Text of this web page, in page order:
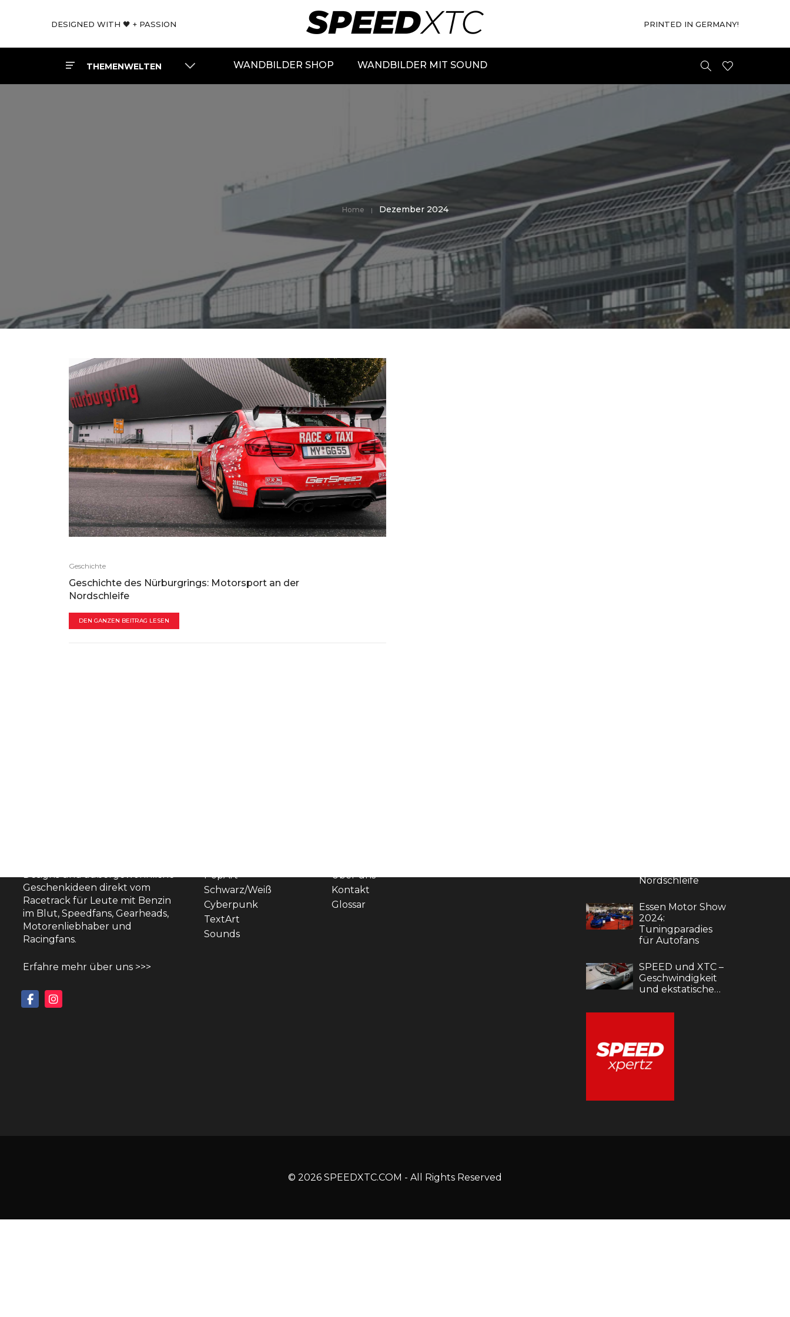
DESIGNED WITH 🖤 + PASSION PRINTED IN GERMANY!
THEMENWELTEN WANDBILDER SHOP WANDBILDER MIT SOUND
Home Dezember 2024
Geschichte
Geschichte des Nürburgrings: Motorsport an der
Nordschleife
DEN GANZEN BEITRAG LESEN
Designs und außergewöhnliche
Geschenkideen direkt vom
Racetrack für Leute mit Benzin
im Blut, Speedfans, Gearheads,
Motorenliebhaber und
Racingfans.
Erfahre mehr über uns >>>
PopArt
Schwarz/Weiß
Cyberpunk
TextArt
Sounds
Über uns
Kontakt
Glossar
Nordschleife
Essen Motor Show
2024:
Tuningparadies
für Autofans
SPEED und XTC –
Geschwindigkeit
und ekstatische…
© 2026 SPEEDXTC.COM - All Rights Reserved